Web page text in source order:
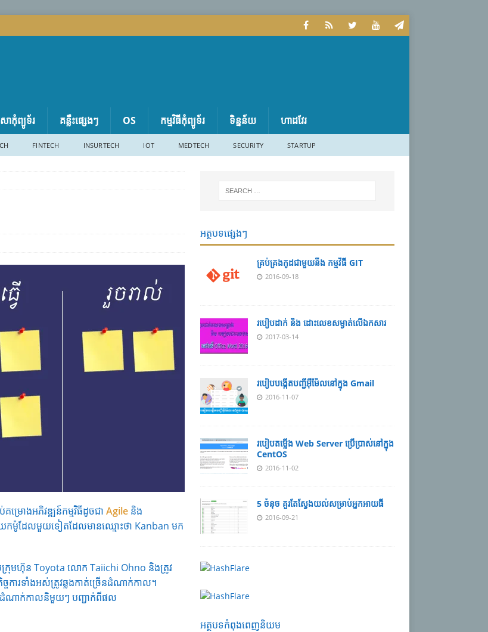
ា​កុំព្យូទ័រ គន្លឹះផ្សេងៗ OS កម្មវិធីកុំព្យូទ័រ ទិន្នន័យ ហាដវែរ
FINTECH INSURTECH IOT MEDTECH SECURITY STARTUP
ម្រោងអភិវឌ្ឍន៍កម្មវិធីដូចជា Agile និង
យកម៉ូដែលមួយទៀតដែលមានឈ្មោះថា Kanban មក
រុមហ៊ុន Toyota លោក Taiichi Ohno និងត្រូវ
ការទាំងអស់ត្រូវឆ្លងកាត់ច្រើនដំណាក់កាល។
ដំណាក់កាលនិមួយៗ បញ្ជាក់ពីផល
អត្ថបទផ្សេងៗ
គ្រប់គ្រងកូដជាមួយនឹង កម្មវិធី GIT
2016-09-18
របៀបដាក់ និង ដោះលេខសម្ងាត់លើឯកសារ
2017-03-14
របៀបបង្កើតបញ្ជីអ៊ីម៉ែលនៅក្នុង Gmail
2016-11-07
របៀបតម្លើង Web Server ប្រើប្រាស់នៅក្នុង
CentOS
2016-11-02
5 ចំនុច គួរតែស្វែងយល់សម្រាប់អ្នកអាយធី
2016-09-21
អត្ថបទកំពុងពេញនិយម